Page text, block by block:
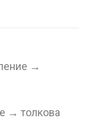
→
→ толкова